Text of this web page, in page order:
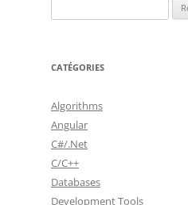
CATÉGORIES
Algorithms
Angular
C#/.Net
C/C++
Databases
Development Tools